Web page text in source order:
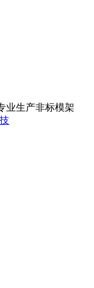
业生产非标模架